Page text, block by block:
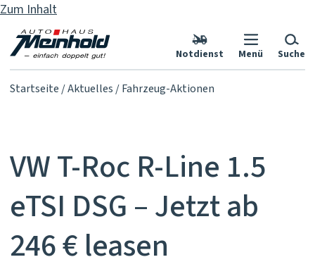
Zum Inhalt
Notdienst Menü Suche
Startseite Aktuelles Fahrzeug-Aktionen
VW T-Roc R-Line 1.5
eTSI DSG – Jetzt ab
246 € leasen